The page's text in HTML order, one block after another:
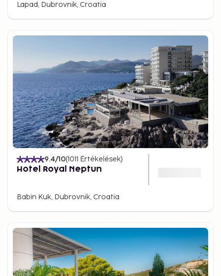
Lapad, Dubrovnik, Croatia
9.4/10(1011 Értékelések)
Hotel Royal Neptun
Babin Kuk, Dubrovnik, Croatia